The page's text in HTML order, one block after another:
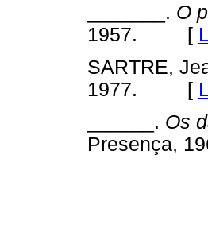
_______. O
1957. [
SARTRE,
1977. [
______. Os